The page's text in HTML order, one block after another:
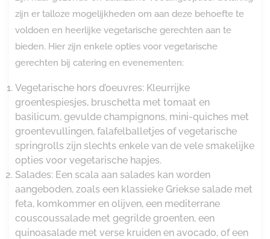
zijn er talloze mogelijkheden om aan deze behoefte te
voldoen en heerlijke vegetarische gerechten aan te
bieden. Hier zijn enkele opties voor vegetarische
gerechten bij catering en evenementen:
Vegetarische hors d’oeuvres: Kleurrijke
groentespiesjes, bruschetta met tomaat en
basilicum, gevulde champignons, mini-quiches met
groentevullingen, falafelballetjes of vegetarische
springrolls zijn slechts enkele van de vele smakelijke
opties voor vegetarische hapjes.
Salades: Een scala aan salades kan worden
aangeboden, zoals een klassieke Griekse salade met
feta, komkommer en olijven, een mediterrane
couscoussalade met gegrilde groenten, een
quinoasalade met verse kruiden en avocado, of een